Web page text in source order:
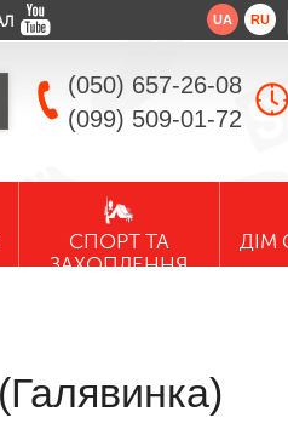
UA RU
(050) 657-26-08
(099) 509-01-72
СПОРТ ТА
ЗАХОПЛЕННЯ
ДІМ